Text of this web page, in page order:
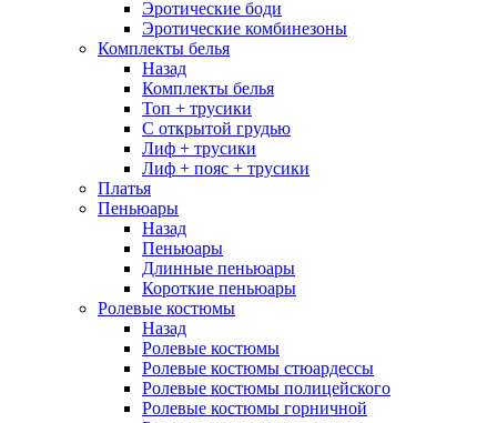
Эротические боди
Эротические комбинезоны
Комплекты белья
Назад
Комплекты белья
Топ + трусики
С открытой грудью
Лиф + трусики
Лиф + пояс + трусики
Платья
Пеньюары
Назад
Пеньюары
Длинные пеньюары
Короткие пеньюары
Ролевые костюмы
Назад
Ролевые костюмы
Ролевые костюмы стюардессы
Ролевые костюмы полицейского
Ролевые костюмы горничной